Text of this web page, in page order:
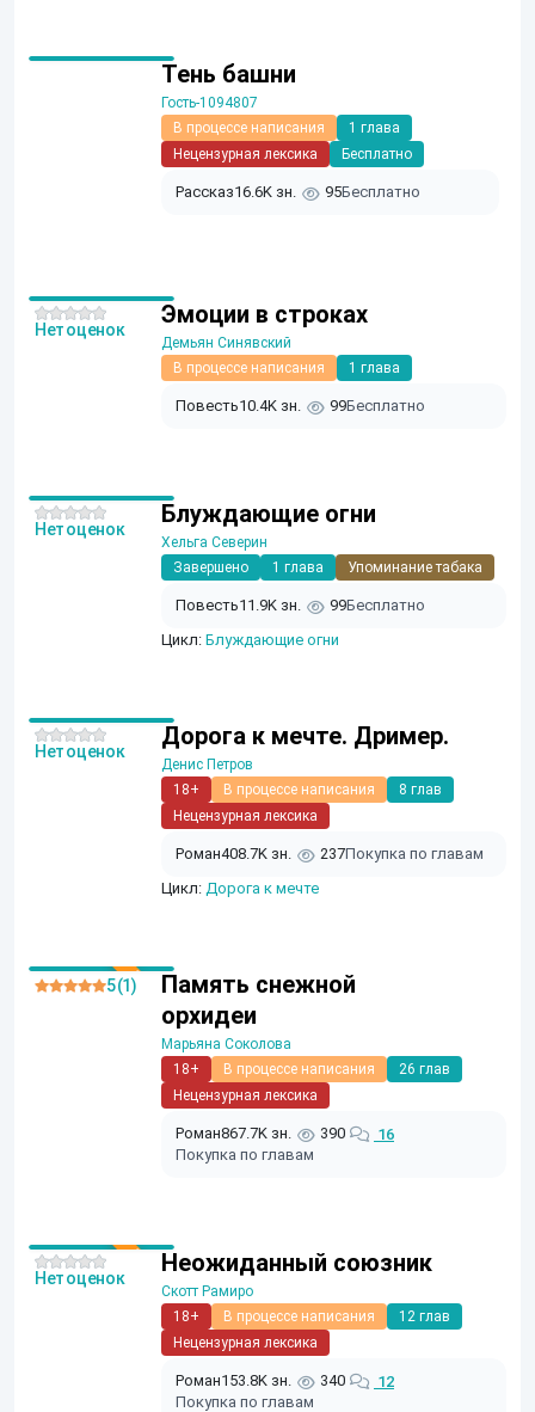
Тень башни
Гость-1094807
В процессе написания
1 глава
Нецензурная лексика
Бесплатно
Рассказ16.6K зн. 95Бесплатно
Эмоции в строках
Демьян Синявский
В процессе написания
1 глава
Повесть10.4K зн. 99Бесплатно
Нет оценок
Блуждающие огни
Хельга Северин
Завершено
1 глава Упоминание табака
Повесть11.9K зн. 99Бесплатно
Цикл: Блуждающие огни
Нет оценок
Дорога к мечте. Дример.
Денис Петров
18+
В процессе написания
8 глав
Нецензурная лексика
Роман408.7K зн. 237Покупка по главам
Цикл: Дорога к мечте
Нет оценок
Память снежной
орхидеи
Марьяна Соколова
18+
В процессе написания
26 глав
Нецензурная лексика
Роман867.7K зн. 390
16
Покупка по главам
5 (1)
Неожиданный союзник
Скотт Рамиро
18+
В процессе написания
12 глав
Нецензурная лексика
Роман153.8K зн. 340
12
Покупка по главам
Нет оценок